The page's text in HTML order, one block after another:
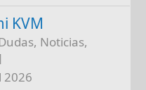
KVM
Noticias,
2026